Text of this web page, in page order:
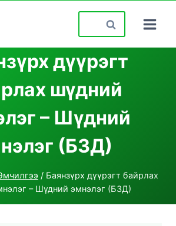
Search
for:
дүүрэгт
шүдний
– Шүдний
(БЗД)
/ Баянзүрх дүүрэгт байрлах
– Шүдний эмнэлэг (БЗД)